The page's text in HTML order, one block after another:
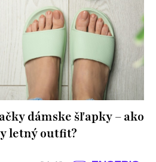
dámske šľapky – ako
letný outfit?